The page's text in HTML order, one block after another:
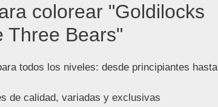
colorear "Goldilocks
Three Bears"
todos los niveles: desde principiantes hasta
de calidad, variadas y exclusivas